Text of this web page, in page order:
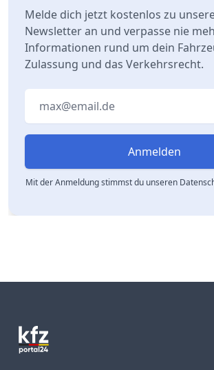
Melde dich jetzt kostenlos zu
Newsletter an und verpasse nie
Informationen rund um dein
Zulassung und das Verkehrsrecht.
Anmelden
Mit der Anmeldung stimmst du unseren